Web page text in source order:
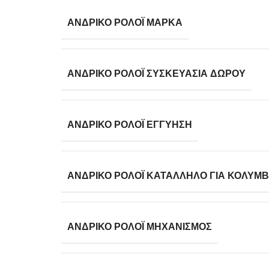
ΑΝΔΡΙΚΌ ΡΟΛΌΙ ΜΆΡΚΑ
ΑΝΔΡΙΚΌ ΡΟΛΌΙ ΣΥΣΚΕΥΑΣΊΑ ΔΏΡΟΥ
ΑΝΔΡΙΚΌ ΡΟΛΌΙ ΕΓΓΎΗΣΗ
ΑΝΔΡΙΚΌ ΡΟΛΌΙ ΚΑΤΆΛΛΗΛΟ ΓΙΑ
ΑΝΔΡΙΚΌ ΡΟΛΌΙ ΜΗΧΑΝΙΣΜΌΣ